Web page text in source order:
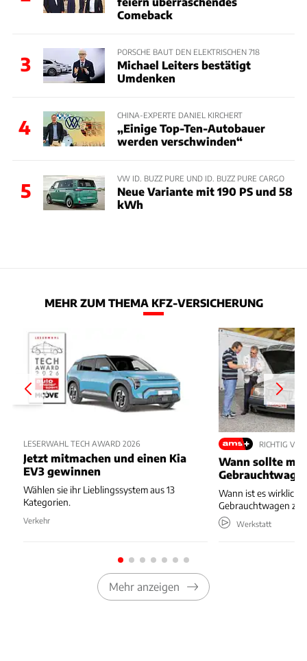
Comeback
3
PORSCHE BAUT DEN ELEKTRISCHEN 718
Michael Leiters bestätigt
Umdenken
4
CHINA-EXPERTE DANIEL KIRCHERT
„Einige Top-Ten-Autobauer
werden verschwinden“
5
VW ID. BUZZ PURE UND ID. BUZZ PURE CARGO
Neue Variante mit 190 PS und 58
kWh
MEHR ZUM THEMA KFZ-VERSICHERUNG
LESERWAHL TECH AWARD 2026
Jetzt mitmachen und einen Kia
EV3 gewinnen
Wählen sie ihr Lieblingssystem aus 13
Kategorien.
Verkehr
RICHTIG
Wann sollte
Wann ist es wirklich
Gebrauchtwagen zu
Werkstatt
Mehr anzeigen